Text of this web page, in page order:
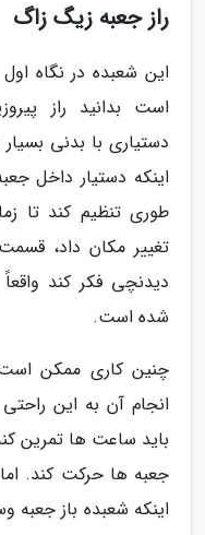
راز جعبه زیگ زاگ
این شعبده در نگاه
است بدانید راز
دستیاری با بدنی
اینکه دستیار داخل
طوری تنظیم کند تا
تغییر مکان داد،
دیدنچی فکر کند
شده است.
چنین کاری ممکن است
انجام آن به این
باید ساعت ها تمرین
جعبه ها حرکت کند.
اینکه شعبده باز جعبه